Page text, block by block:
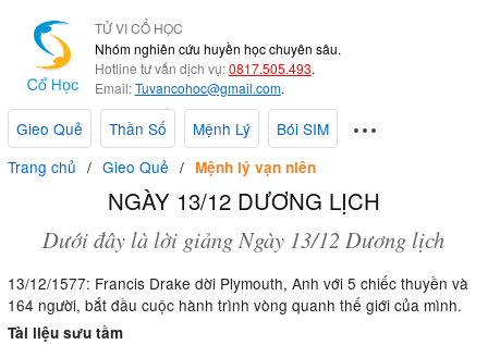
TỬ VI CỔ HỌC
Nhóm nghiên cứu huyền học chuyên sâu.
Hotline tư vấn dịch vụ:0817.505.493.
Email:Tuvancohoc@gmail.com.
Gieo Quẻ Thần Số Mệnh Lý
Bói SIM
Trang chủ
Gieo Quẻ Mệnh lý vạn niên
NGÀY 13/12 DƯƠNG LỊCH
Dưới đây là lời giảng Ngày 13/12 Dương lịch
13/12/1577: Francis Drake dời Plymouth, Anh với 5 chiếc thuyền và
164 người, bắt đầu cuộc hành trình vòng quanh thế giới của mình.
Tài liệu sưu tầm